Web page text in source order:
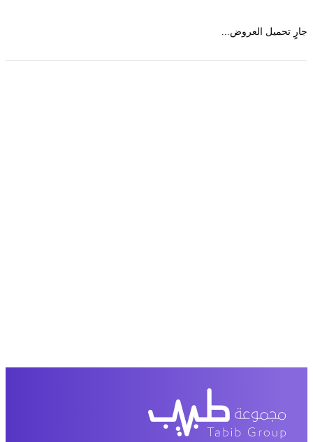
تحميل العروض...